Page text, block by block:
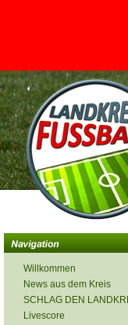
<
Willkommen
News aus dem Kreis
SCHLAG DEN
Livescore